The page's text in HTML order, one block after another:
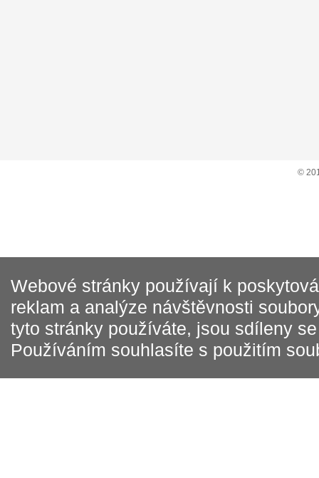
©
Webové stránky používají k
reklam a analýze návštěvnosti
tyto stránky používáte, jsou sdíleny
Používáním souhlasíte s použitím